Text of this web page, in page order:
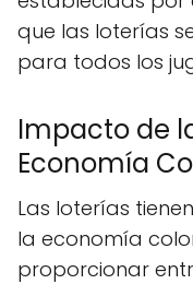
que las loterías
para todos los
Impacto de
Economía
Las loterías
la economía
proporcionar